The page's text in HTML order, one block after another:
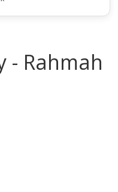
- Rahmah